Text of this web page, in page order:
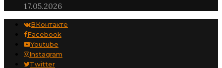
17.05.2026
ВКонтакте
Facebook
Youtube
Instagram
Twitter